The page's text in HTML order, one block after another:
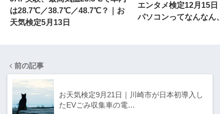
は28.7℃／38.7℃／48.7℃？｜お
天気検定5月13日
エンタメ検定12月15
パソコンってなんなん
前の記事
お天気検定9月21日｜川崎市が日本初導入し
たEVごみ収集車の電…